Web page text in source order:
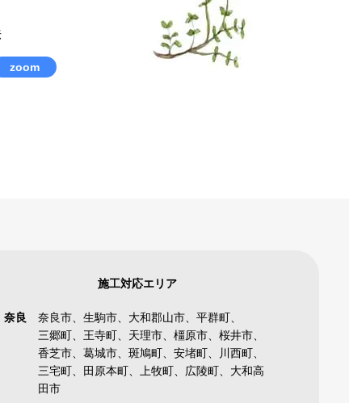
zoom
施工対応エリア
奈良
奈良市、生駒市、大和郡山市、平群町、
三郷町、王寺町、天理市、橿原市、桜井市、
香芝市、葛城市、斑鳩町、安堵町、川西町、
三宅町、田原本町、上牧町、広陵町、大和高
田市